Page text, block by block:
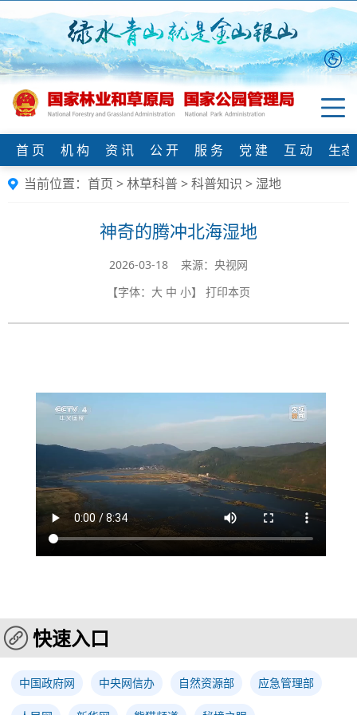
首 页 机 构 资 讯 公 开 服 务 党 建 互 动
生
当前位置： 首页 >林草科普>科普知识 > 湿地
神奇的腾冲北海湿地
2026-03-18 来源：央视网
【字体： 大 中 小】 打印本页
快速入口
中国政府网 中央网信办 自然资源部 应急管理部